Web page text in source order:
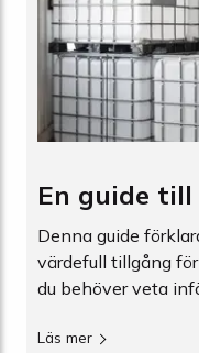
En guide
Denna guide
värdefull tillgång
du behöver veta
Läs mer